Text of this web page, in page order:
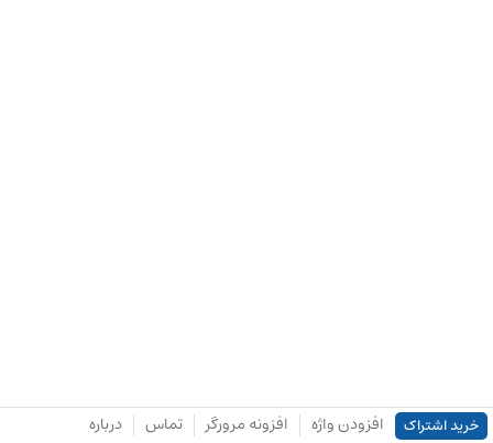
خرید اشتراک افزودن واژه افزونه مرورگر تماس درباره